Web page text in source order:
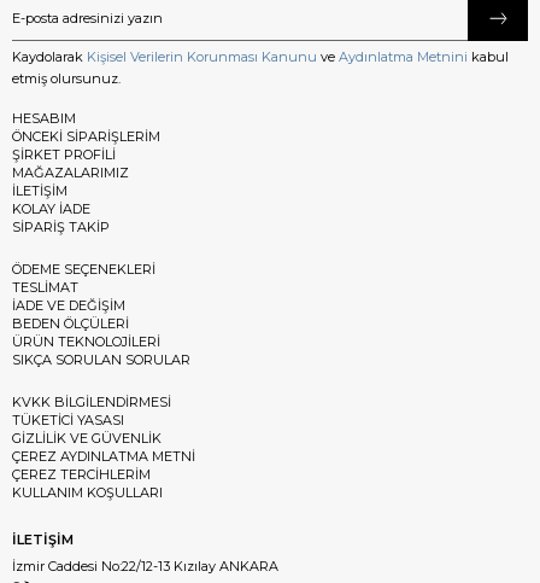
Kaydolarak Kişisel Verilerin Korunması Kanunu ve Aydınlatma Metnini kabul
etmiş olursunuz.
HESABIM
ÖNCEKİ SİPARİŞLERİM
ŞİRKET PROFİLİ
MAĞAZALARIMIZ
İLETİŞİM
KOLAY İADE
SİPARİŞ TAKİP
ÖDEME SEÇENEKLERİ
TESLİMAT
İADE VE DEĞİŞİM
BEDEN ÖLÇÜLERİ
ÜRÜN TEKNOLOJİLERİ
SIKÇA SORULAN SORULAR
KVKK BİLGİLENDİRMESİ
TÜKETİCİ YASASI
GİZLİLİK VE GÜVENLİK
ÇEREZ AYDINLATMA METNİ
ÇEREZ TERCİHLERİM
KULLANIM KOŞULLARI
İLETİŞİM
İzmir Caddesi No:22/12-13 Kızılay ANKARA